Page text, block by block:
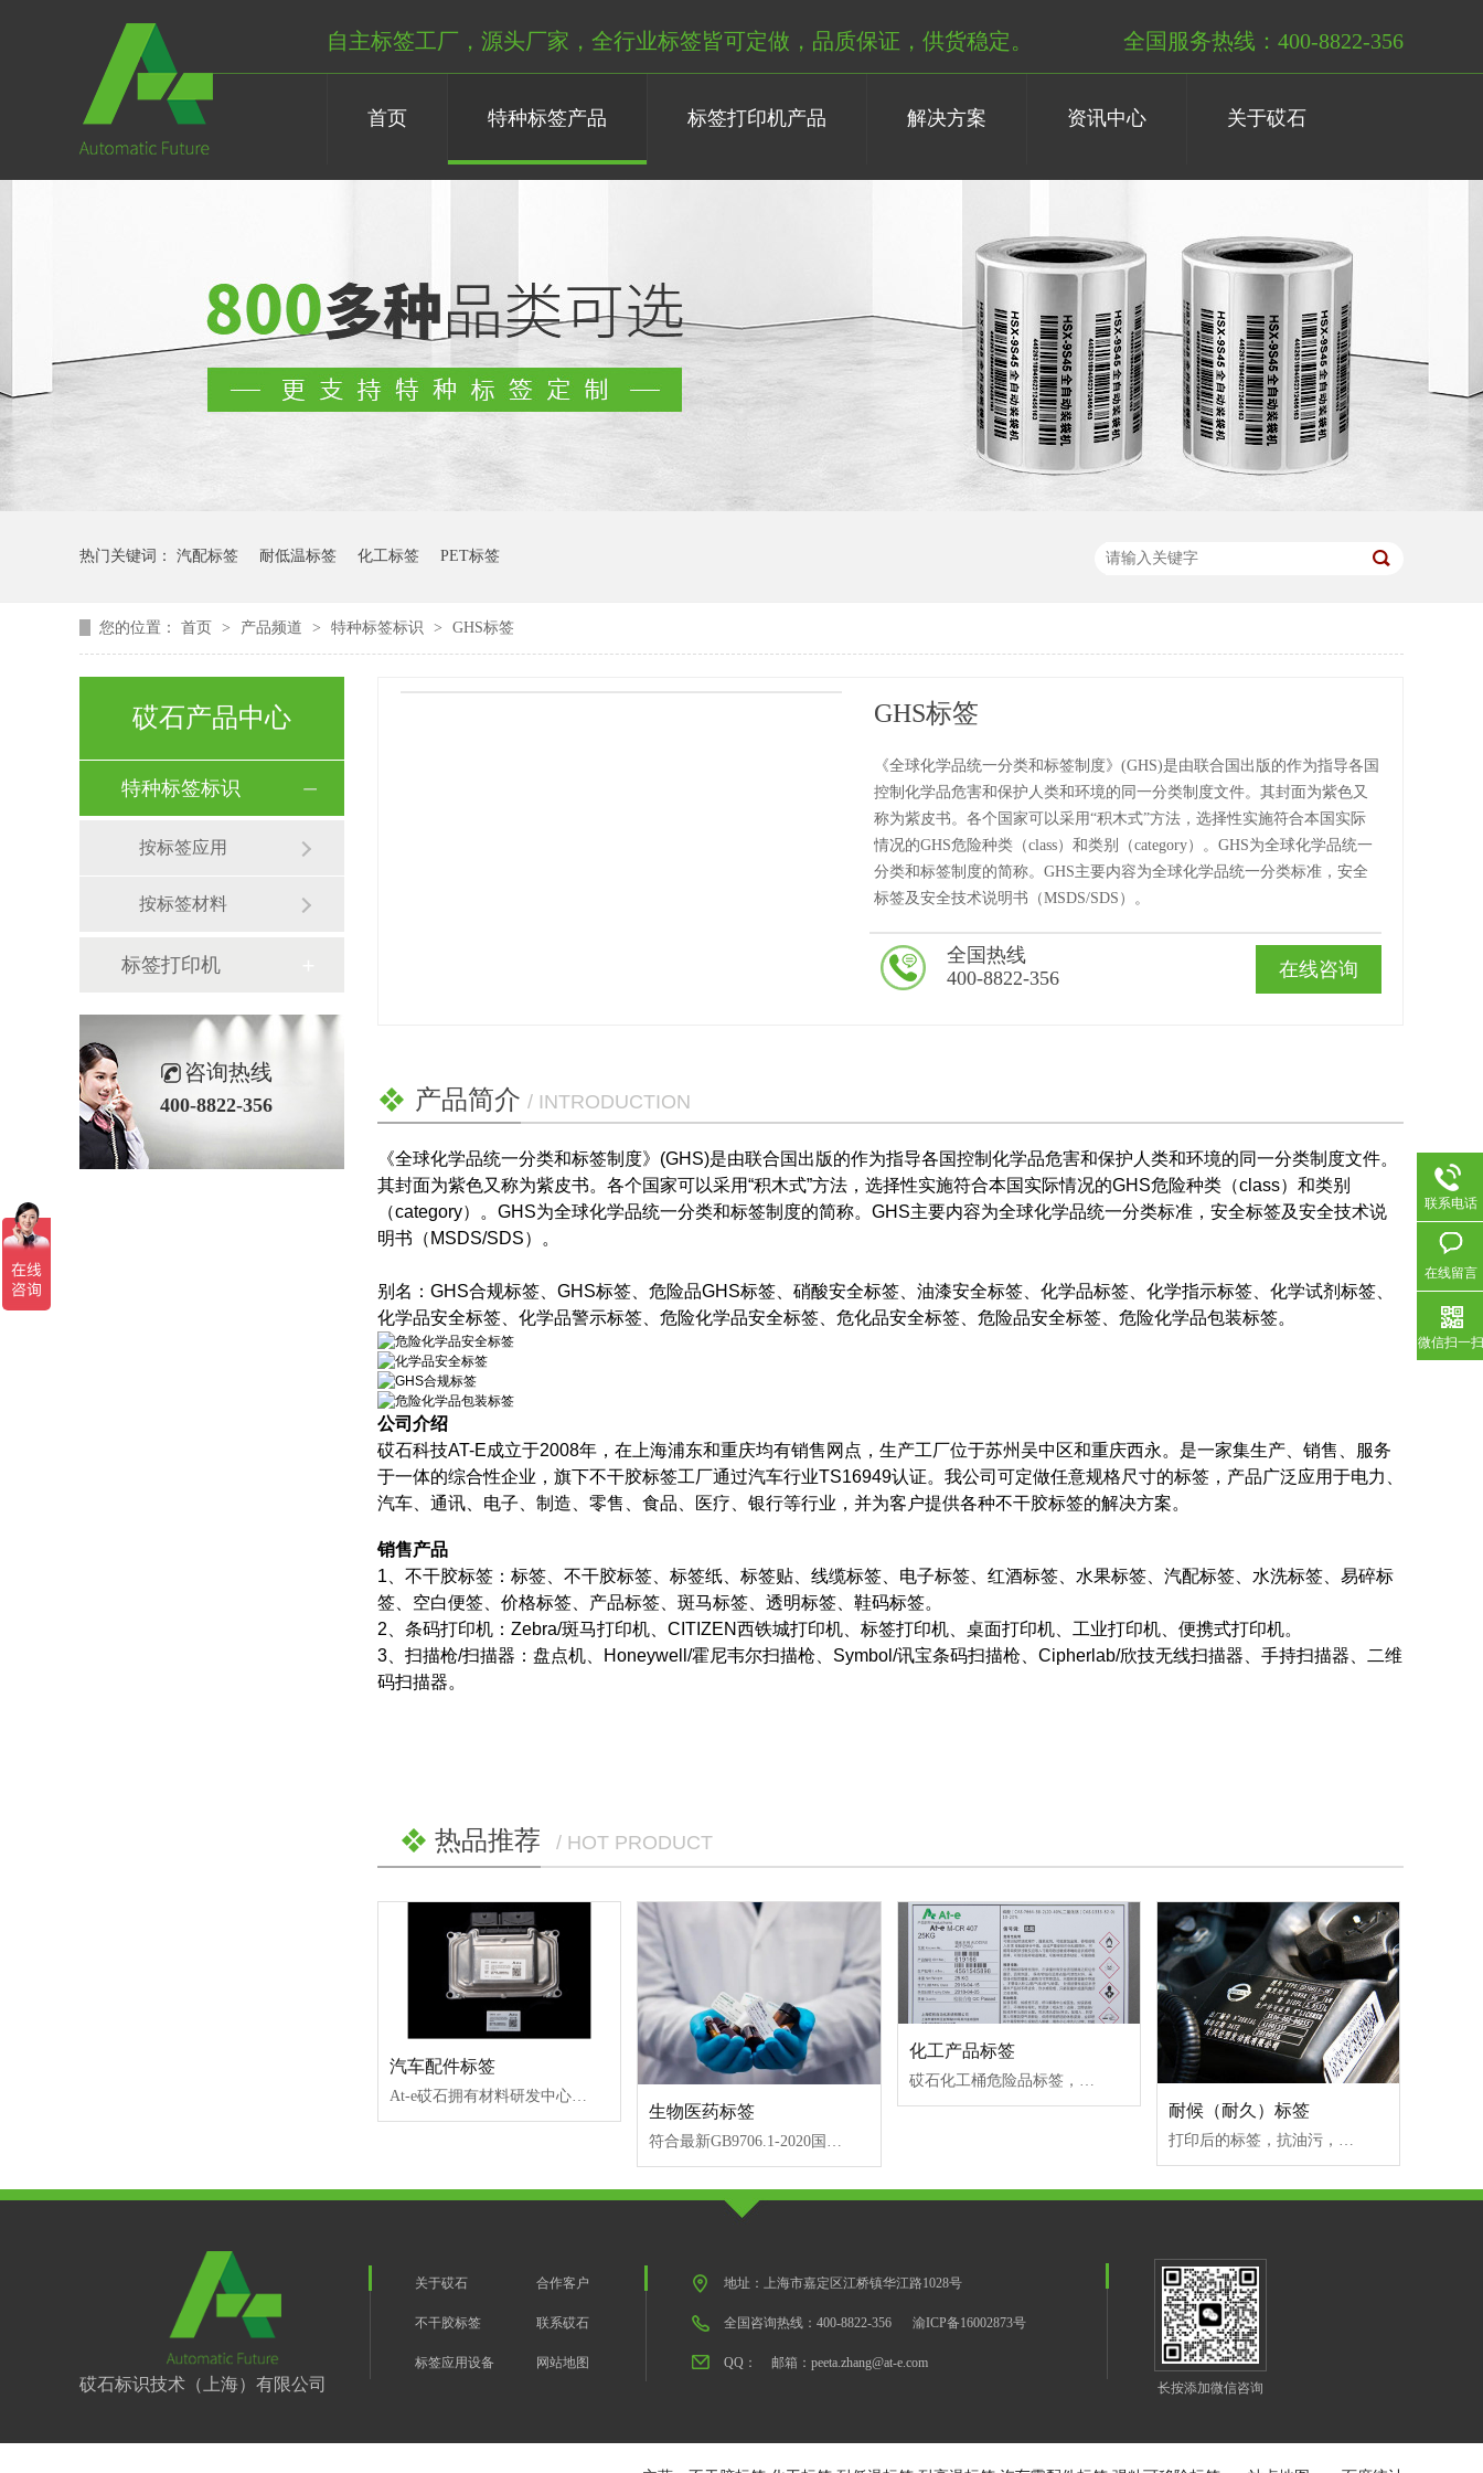
自主标签工厂，源头厂家，全行业标签皆可定做，品质保证，供货稳定。 全国服务热线：400-8822-356
首页 特种标签产品 标签打印机产品 解决方案 资讯中心 关于砹石
热门关键词： 汽配标签 耐低温标签 化工标签 PET标签
您的位置： 首页 > 产品频道 > 特种标签标识 > GHS标签
砹石产品中心
特种标签标识
按标签应用
按标签材料
标签打印机
咨询热线
400-8822-356
GHS标签
《全球化学品统一分类和标签制度》(GHS)是由联合国出版的作为指导各国
控制化学品危害和保护人类和环境的同一分类制度文件。其封面为紫色又
称为紫皮书。各个国家可以采用“积木式”方法，选择性实施符合本国实际
情况的GHS危险种类（class）和类别（category）。GHS为全球化学品统一
分类和标签制度的简称。GHS主要内容为全球化学品统一分类标准，安全
标签及安全技术说明书（MSDS/SDS）。
在线咨询
全国热线
400-8822-356
产品简介 / INTRODUCTION
《全球化学品统一分类和标签制度》(GHS)是由联合国出版的作为指导各国控制化学品危害和保护人类和环境的同一分类制度文件。
其封面为紫色又称为紫皮书。各个国家可以采用“积木式”方法，选择性实施符合本国实际情况的GHS危险种类（class）和类别
（category）。GHS为全球化学品统一分类和标签制度的简称。GHS主要内容为全球化学品统一分类标准，安全标签及安全技术说
明书（MSDS/SDS）。
别名：GHS合规标签、GHS标签、危险品GHS标签、硝酸安全标签、油漆安全标签、化学品标签、化学指示标签、化学试剂标签、
化学品安全标签、化学品警示标签、危险化学品安全标签、危化品安全标签、危险品安全标签、危险化学品包装标签。
公司介绍
砹石科技AT-E成立于2008年，在上海浦东和重庆均有销售网点，生产工厂位于苏州吴中区和重庆西永。是一家集生产、销售、服务
于一体的综合性企业，旗下不干胶标签工厂通过汽车行业TS16949认证。我公司可定做任意规格尺寸的标签，产品广泛应用于电力、
汽车、通讯、电子、制造、零售、食品、医疗、银行等行业，并为客户提供各种不干胶标签的解决方案。
销售产品
1、不干胶标签：标签、不干胶标签、标签纸、标签贴、线缆标签、电子标签、红酒标签、水果标签、汽配标签、水洗标签、易碎标
签、空白便签、价格标签、产品标签、斑马标签、透明标签、鞋码标签。
2、条码打印机：Zebra/斑马打印机、CITIZEN西铁城打印机、标签打印机、桌面打印机、工业打印机、便携式打印机。
3、扫描枪/扫描器：盘点机、Honeywell/霍尼韦尔扫描枪、Symbol/讯宝条码扫描枪、Cipherlab/欣技无线扫描器、手持扫描器、二维
码扫描器。
热品推荐 / HOT PRODUCT
汽车配件标签
生物医药标签
化工产品标签
耐候（耐久）标签
打印后的标签，抗油污，抗摩擦，优异的耐久性、耐潮温和耐候性，对于各种低表面能、高表面能及粗糙表面、粉未喷涂表面都具有优异的贴服性能。
砹石标识技术（上海）有限公司
关于砹石 合作客户
不干胶标签 联系砹石
标签应用设备 网站地图
地址：上海市嘉定区江桥镇华江路1028号
全国咨询热线：400-8822-356 渝ICP备16002873号
QQ：
邮箱：peeta.zhang@at-e.com
长按添加微信咨询
联系电话
在线留言
微信扫一扫